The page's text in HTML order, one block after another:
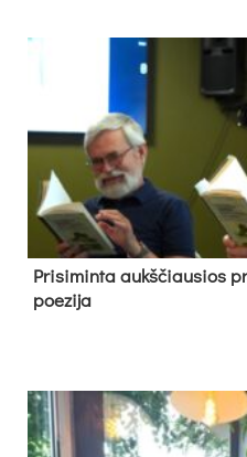
Pri­si­min­ta aukš­čiau­sios
poe­zi­ja